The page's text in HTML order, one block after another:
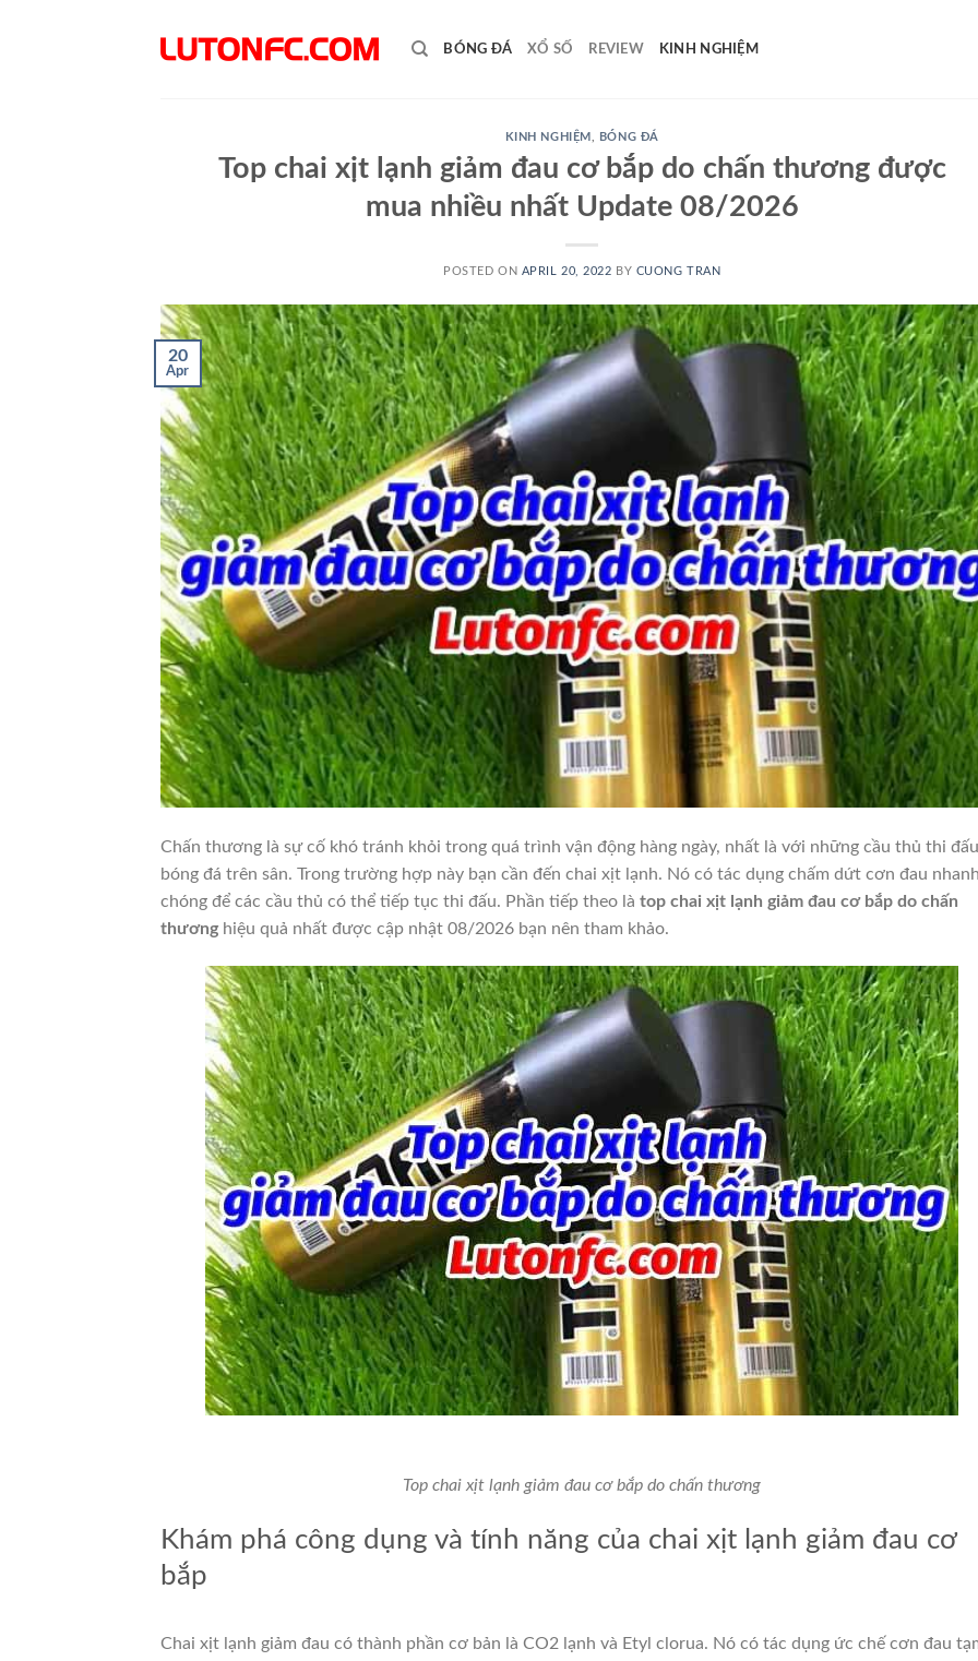
BÓNG ĐÁ XỔ SỐ REVIEW KINH NGHIỆM
KINH NGHIỆM BÓNG ĐÁ
Top chai xịt lạnh giảm đau cơ bắp do chấn thương được
mua nhiều nhất Update 08/2026
POSTED ON APRIL 20, 2022 BY CUONG TRAN
20
Apr
Chấn thương là sự cố khó tránh khỏi trong quá trình vận động hàng ngày, nhất là với những cầu thủ thi đấu
bóng đá trên sân. Trong trường hợp này bạn cần đến chai xịt lạnh. Nó có tác dụng chấm dứt cơn đau nhanh
chóng để các cầu thủ có thể tiếp tục thi đấu. Phần tiếp theo là top chai xịt lạnh giảm đau cơ bắp do chấn
thươnghiệu quả nhất được cập nhật 08/2026 bạn nên tham khảo.
Top chai xịt lạnh giảm đau cơ bắp do chấn thương
Khám phá công dụng và tính năng của chai xịt lạnh giảm đau cơ
bắp
Chai xịt lạnh giảm đau có thành phần cơ bản là CO2 lạnh và Etyl clorua. Nó có tác dụng ức chế cơn đau